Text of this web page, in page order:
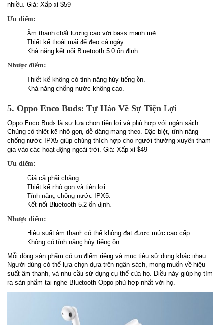
nhiều. Giá: Xấp xỉ $59
Ưu điểm:
Âm thanh chất lượng cao với bass mạnh mẽ.
Thiết kế thoải mái để đeo cả ngày.
Khả năng kết nối Bluetooth 5.0 ổn định.
Nhược điểm:
Thiết kế không có tính năng hủy tiếng ồn.
Khả năng chống nước không cao.
5. Oppo Enco Buds: Tự Hào Về Sự Tiện Lợi
Oppo Enco Buds là sự lựa chọn tiện lợi và phù hợp với ngân sách.
Chúng có thiết kế nhỏ gọn, dễ dàng mang theo. Đặc biệt, tính năng
chống nước IPX5 giúp chúng thích hợp cho người thường xuyên tham
gia vào các hoạt động ngoài trời. Giá: Xấp xỉ $49
Ưu điểm:
Giá cả phải chăng.
Thiết kế nhỏ gọn và tiện lợi.
Tính năng chống nước IPX5.
Kết nối Bluetooth 5.2 ổn định.
Nhược điểm:
Hiệu suất âm thanh có thể không đạt được mức cao cấp.
Không có tính năng hủy tiếng ồn.
Mỗi dòng sản phẩm có ưu điểm riêng và mục tiêu sử dụng khác nhau.
Người dùng có thể lựa chọn dựa trên ngân sách, mong muốn về hiệu
suất âm thanh, và nhu cầu sử dụng cụ thể của họ. Điều này giúp họ tìm
ra sản phẩm tai nghe Bluetooth Oppo phù hợp nhất với họ.